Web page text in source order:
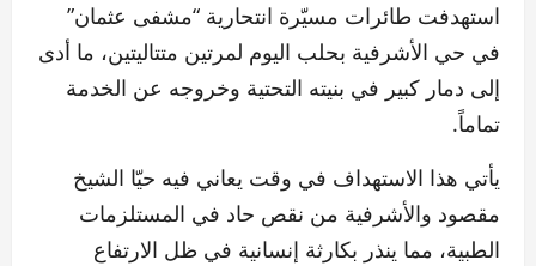
استهدفت طائرات مسيّرة انتحارية “مشفى عثمان”
في حي الأشرفية بحلب اليوم لمرتين متتاليتين، ما أدى
إلى دمار كبير في بنيته التحتية وخروجه عن الخدمة
تماماً.
يأتي هذا الاستهداف في وقت يعاني فيه حيّا الشيخ
مقصود والأشرفية من نقص حاد في المستلزمات
الطبية، مما ينذر بكارثة إنسانية في ظل الارتفاع